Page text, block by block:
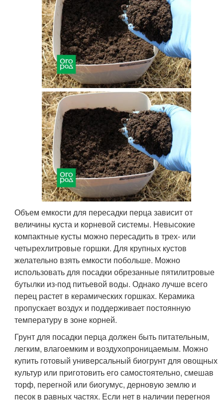
Объем емкости для пересадки перца зависит от
величины куста и корневой системы. Невысокие
компактные кусты можно пересадить в трех- или
четырехлитровые горшки. Для крупных кустов
желательно взять емкости побольше. Можно
использовать для посадки обрезанные пятилитровые
бутылки из-под питьевой воды. Однако лучше всего
перец растет в керамических горшках. Керамика
пропускает воздух и поддерживает постоянную
температуру в зоне корней.
Грунт для посадки перца должен быть питательным,
легким, влагоемким и воздухопроницаемым. Можно
купить готовый универсальный биогрунт для овощных
культур или приготовить его самостоятельно, смешав
торф, перегной или биогумус, дерновую землю и
песок в равных частях. Если нет в наличии перегноя